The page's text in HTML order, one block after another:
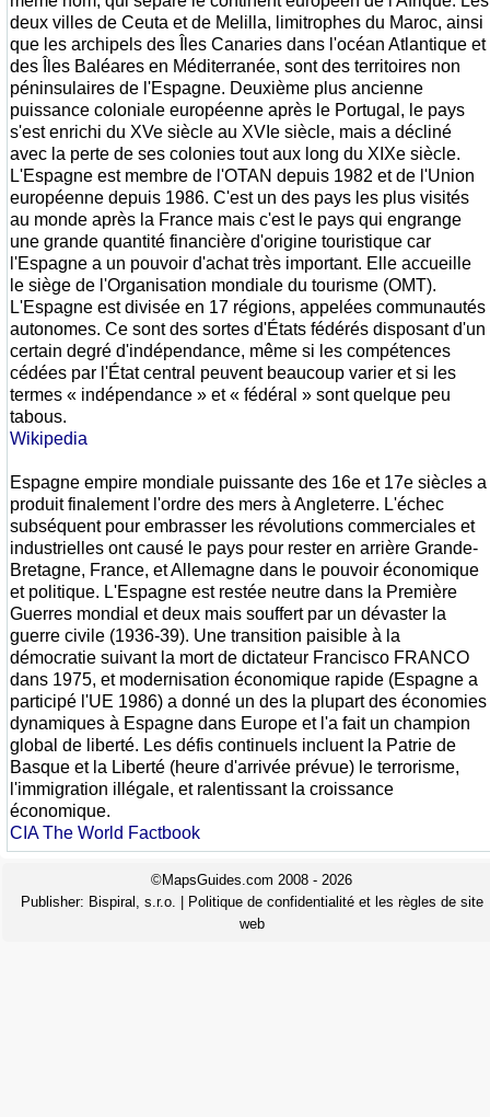
deux villes de Ceuta et de Melilla, limitrophes du Maroc, ainsi
que les archipels des Îles Canaries dans l'océan Atlantique et
des Îles Baléares en Méditerranée, sont des territoires non
péninsulaires de l'Espagne. Deuxième plus ancienne
puissance coloniale européenne après le Portugal, le pays
s'est enrichi du XVe siècle au XVIe siècle, mais a décliné
avec la perte de ses colonies tout aux long du XIXe siècle.
L'Espagne est membre de l'OTAN depuis 1982 et de l'Union
européenne depuis 1986. C'est un des pays les plus visités
au monde après la France mais c'est le pays qui engrange
une grande quantité financière d'origine touristique car
l'Espagne a un pouvoir d'achat très important. Elle accueille
le siège de l'Organisation mondiale du tourisme (OMT).
L'Espagne est divisée en 17 régions, appelées communautés
autonomes. Ce sont des sortes d'États fédérés disposant d'un
certain degré d'indépendance, même si les compétences
cédées par l'État central peuvent beaucoup varier et si les
termes « indépendance » et « fédéral » sont quelque peu
tabous.
Wikipedia
Espagne empire mondiale puissante des 16e et 17e siècles a
produit finalement l'ordre des mers à Angleterre. L'échec
subséquent pour embrasser les révolutions commerciales et
industrielles ont causé le pays pour rester en arrière Grande-
Bretagne, France, et Allemagne dans le pouvoir économique
et politique. L'Espagne est restée neutre dans la Première
Guerres mondial et deux mais souffert par un dévaster la
guerre civile (1936-39). Une transition paisible à la
démocratie suivant la mort de dictateur Francisco FRANCO
dans 1975, et modernisation économique rapide (Espagne a
participé l'UE 1986) a donné un des la plupart des économies
dynamiques à Espagne dans Europe et l'a fait un champion
global de liberté. Les défis continuels incluent la Patrie de
Basque et la Liberté (heure d'arrivée prévue) le terrorisme,
l'immigration illégale, et ralentissant la croissance
économique.
CIA The World Factbook
©MapsGuides.com 2008 - 2026
Publisher: Bispiral, s.r.o.
Politique de confidentialité et les règles de site
web